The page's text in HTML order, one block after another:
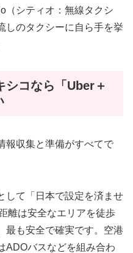
（シティオ：無線タクシ
しのタクシーに自ら手を挙
シコなら「Uber＋
報収集と準備がすべてで
して「日本で設定を済ませ
離は安全なエリアを徒歩
最も安全で確実です。空港
ADOバスなどを組み合わ